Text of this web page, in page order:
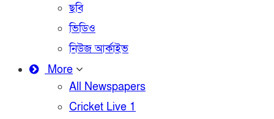
ছবি
ভিডিও
নিউজ আর্কাইভ
More
All Newspapers
Cricket Live 1